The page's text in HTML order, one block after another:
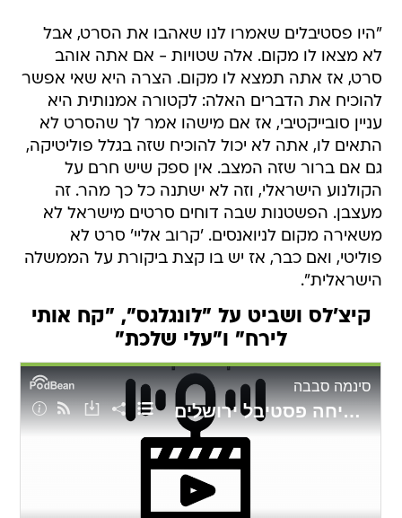
"היו פסטיבלים שאמרו לנו שאהבו את הסרט, אבל
לא מצאו לו מקום. אלה שטויות - אם אתה אוהב
סרט, אז אתה תמצא לו מקום. הצרה היא שאי אפשר
להוכיח את הדברים האלה: לקטורה אמנותית היא
עניין סובייקטיבי, אז אם מישהו אמר לך שהסרט לא
התאים לו, אתה לא יכול להוכיח שזה בגלל פוליטיקה,
גם אם ברור שזה המצב. אין ספק שיש חרם על
הקולנוע הישראלי, וזה לא ישתנה כל כך מהר. זה
מעצבן. הפשטנות שבה דוחים סרטים מישראל לא
משאירה מקום לניואנסים. 'קרוב אליי' סרט לא
פוליטי, ואם כבר, אז יש בו קצת ביקורת על הממשלה
הישראלית".
קיצ'לס ושביט על "לונגלגס", "קח אותי
לירח" ו"עלי שלכת"